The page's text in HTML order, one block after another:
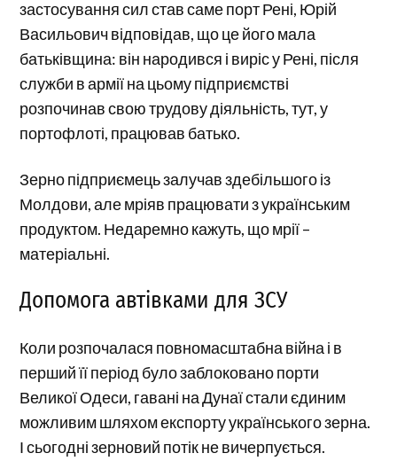
застосування сил став саме порт Рені, Юрій
Васильович відповідав, що це його мала
батьківщина: він народився і виріс у Рені, після
служби в армії на цьому підприємстві
розпочинав свою трудову діяльність, тут, у
портофлоті, працював батько.
Зерно підприємець залучав здебільшого із
Молдови, але мріяв працювати з українським
продуктом. Недаремно кажуть, що мрії –
матеріальні.
Допомога автівками для ЗСУ
Коли розпочалася повномасштабна війна і в
перший її період було заблоковано порти
Великої Одеси, гавані на Дунаї стали єдиним
можливим шляхом експорту українського зерна.
І сьогодні зерновий потік не вичерпується.